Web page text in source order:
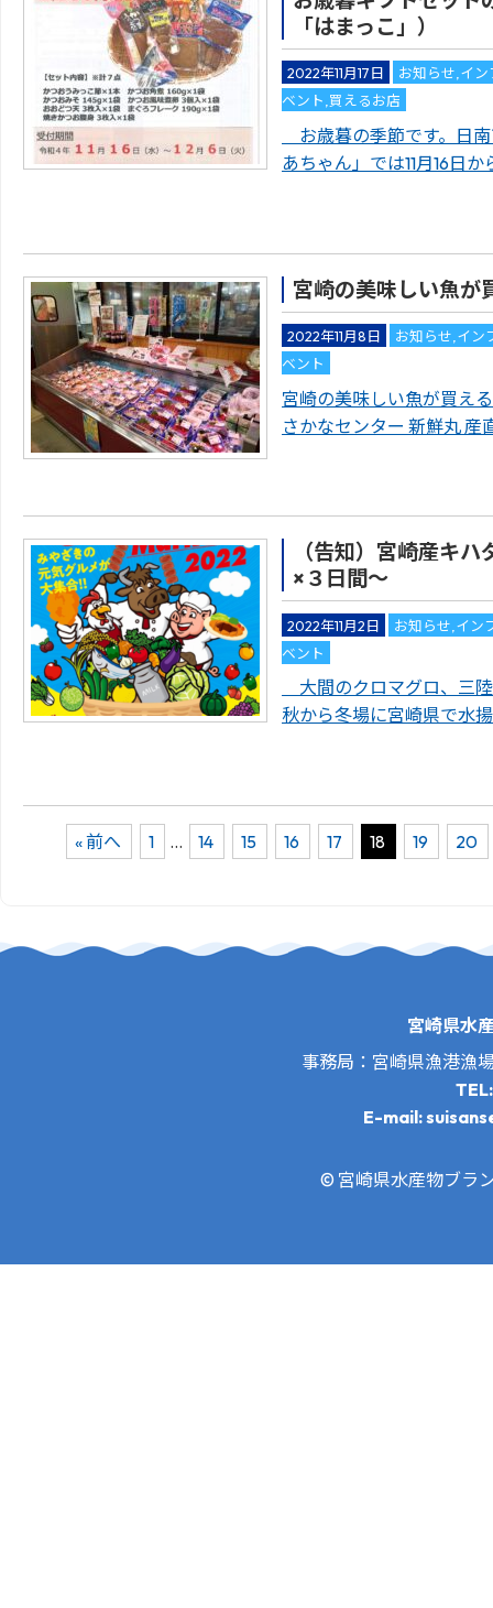
「はまっこ」）
2022年11月17日 お知らせ イン
ベント 買えるお店
お歳暮の季節です。日
あちゃん」では11月16日
宮崎の美味しい魚が
2022年11月8日 お知らせ イン
ベント
宮崎の美味しい魚が買え
さかなセンター 新鮮丸 産
（告知）宮崎産キ
×３日間～
2022年11月2日 お知らせ イン
ベント
大間のクロマグロ、三
秋から冬場に宮崎県で水
« 前へ 1 … 14 15 16 17 18 19 20
宮崎県水
事務局：宮崎県漁港漁
E-mail:
© 宮崎県水産物ブラ